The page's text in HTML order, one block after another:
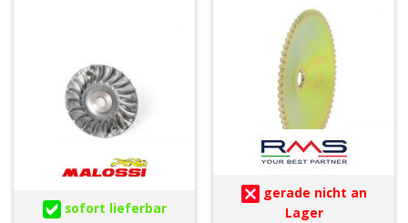
sofort lieferbar
gerade nicht an
Lager